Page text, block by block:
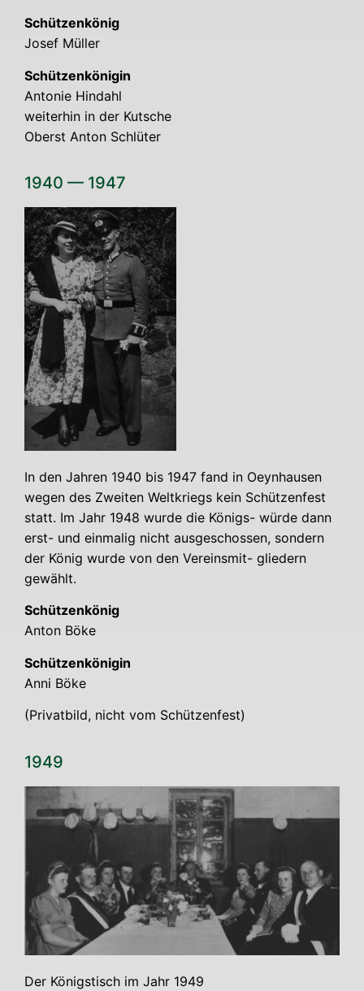
Schüt­zen­kö­nig
Josef Mül­ler
Schüt­zen­kö­ni­gin
Anto­nie Hin­dahl
wei­ter­hin in der Kut­sche
Oberst Anton Schlüter
1940 — 1947
In den Jah­ren 1940 bis 1947 fand in Oeyn­hau­sen
wegen des Zwei­ten Welt­kriegs kein Schüt­zen­fest
statt. Im Jahr 1948 wur­de die Königs- wür­de dann
erst- und ein­ma­lig nicht aus­ge­schos­sen, son­dern
der König wur­de von den Ver­eins­mit- glie­dern
gewählt.
Schüt­zen­kö­nig
Anton Böke
Schüt­zen­kö­ni­gin
Anni Böke
(Pri­vat­bild, nicht vom Schützenfest)
1949
Der Königs­tisch im Jahr 1949